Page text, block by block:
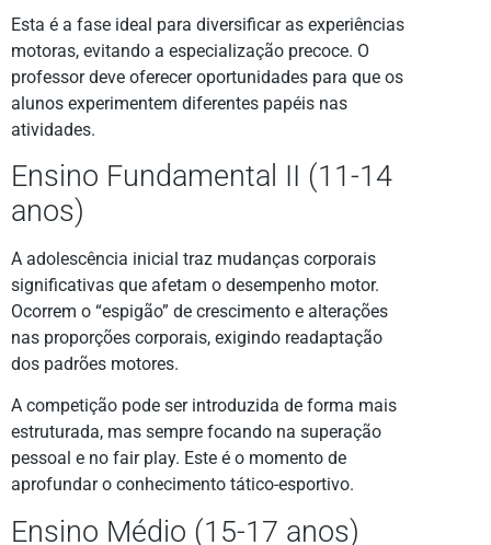
Esta é a fase ideal para diversificar as experiências
motoras, evitando a especialização precoce. O
professor deve oferecer oportunidades para que os
alunos experimentem diferentes papéis nas
atividades.
Ensino Fundamental II (11-14
anos)
A adolescência inicial traz mudanças corporais
significativas que afetam o desempenho motor.
Ocorrem o “espigão” de crescimento e alterações
nas proporções corporais, exigindo readaptação
dos padrões motores.
A competição pode ser introduzida de forma mais
estruturada, mas sempre focando na superação
pessoal e no fair play. Este é o momento de
aprofundar o conhecimento tático-esportivo.
Ensino Médio (15-17 anos)